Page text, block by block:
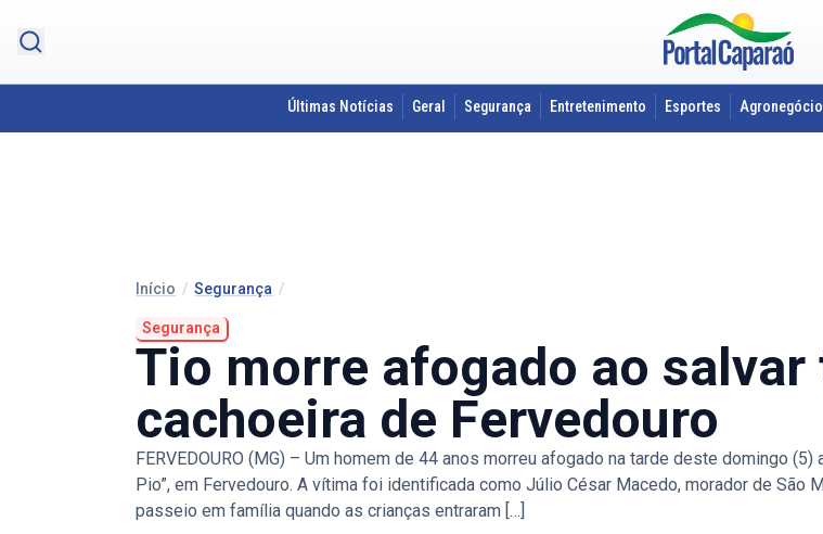
Últimas Notícias Geral Segurança Entretenimento Esportes
Início /Segurança /
Segurança
Tio morre afogado ao
cachoeira de Fervedouro
FERVEDOURO (MG) – Um homem de 44 anos morreu afogado na tarde deste domingo
Pio”, em Fervedouro. A vítima foi identificada como Júlio César Macedo, morador de São
passeio em família quando as crianças entraram […]